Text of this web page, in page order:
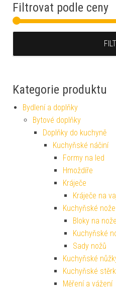
Filtrovat podle ceny
Kategorie produktu
Bydlení a doplňky
Bytové doplňky
Doplňky do kuchyně
Kuchyňské náčiní
Formy na led
Hmoždíře
Kráječe
Kráječe na
Kuchyňské
Bloky na nože
Kuchyňské
Sady nožů
Kuchyňské
Kuchyňské
Měření a vážení